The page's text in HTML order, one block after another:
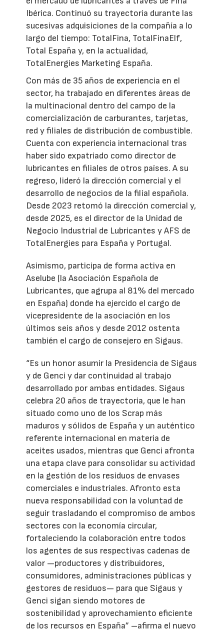
Ibérica. Continuó su trayectoria durante las
sucesivas adquisiciones de la compañía a lo
largo del tiempo: TotalFina, TotalFinaElf,
Total España y, en la actualidad,
TotalEnergies Marketing España.
Con más de 35 años de experiencia en el
sector, ha trabajado en diferentes áreas de
la multinacional dentro del campo de la
comercialización de carburantes, tarjetas,
red y filiales de distribución de combustible.
Cuenta con experiencia internacional tras
haber sido expatriado como director de
lubricantes en filiales de otros países. A su
regreso, lideró la dirección comercial y el
desarrollo de negocios de la filial española.
Desde 2023 retomó la dirección comercial y,
desde 2025, es el director de la Unidad de
Negocio Industrial de Lubricantes y AFS de
TotalEnergies para España y Portugal.
Asimismo, participa de forma activa en
Aselube (la Asociación Española de
Lubricantes, que agrupa al 81% del mercado
en España) donde ha ejercido el cargo de
vicepresidente de la asociación en los
últimos seis años y desde 2012 ostenta
también el cargo de consejero en Sigaus.
“Es un honor asumir la Presidencia de Sigaus
y de Genci y dar continuidad al trabajo
desarrollado por ambas entidades. Sigaus
celebra 20 años de trayectoria, que le han
situado como uno de los Scrap más
maduros y sólidos de España y un auténtico
referente internacional en materia de
aceites usados, mientras que Genci afronta
una etapa clave para consolidar su actividad
en la gestión de los residuos de envases
comerciales e industriales. Afronto esta
nueva responsabilidad con la voluntad de
seguir trasladando el compromiso de ambos
sectores con la economía circular,
fortaleciendo la colaboración entre todos
los agentes de sus respectivas cadenas de
valor —productores y distribuidores,
consumidores, administraciones públicas y
gestores de residuos— para que Sigaus y
Genci sigan siendo motores de
sostenibilidad y aprovechamiento eficiente
de los recursos en España” –afirma el nuevo